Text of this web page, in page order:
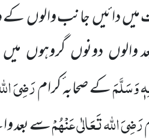
دائیں جانب والوں کے دو
دونوں گروہوں
وَسَلَّمَکے صحابہ ٔکرامرَضِیَ
رَضِیَ اللہ تَعَالٰی عَنْہُمْسے بعد